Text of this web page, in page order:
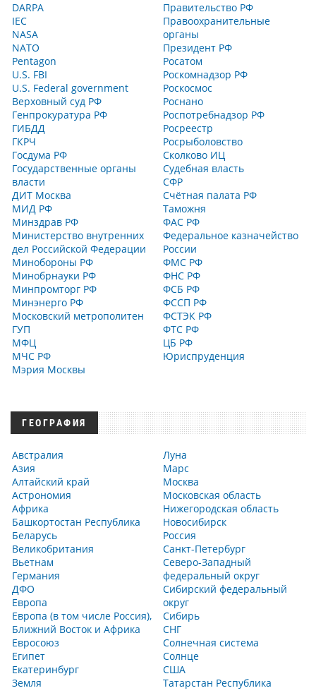
DARPA
IEC
NASA
NATO
Pentagon
U.S. FBI
U.S. Federal government
Верховный суд РФ
Генпрокуратура РФ
ГИБДД
ГКРЧ
Госдума РФ
Государственные органы
власти
ДИТ Москва
МИД РФ
Минздрав РФ
Министерство внутренних
дел Российской Федерации
Минобороны РФ
Минобрнауки РФ
Минпромторг РФ
Минэнерго РФ
Московский метрополитен
ГУП
МФЦ
МЧС РФ
Мэрия Москвы
Правительство РФ
Правоохранительные
органы
Президент РФ
Росатом
Роскомнадзор РФ
Роскосмос
Роснано
Роспотребнадзор РФ
Росреестр
Росрыболовство
Сколково ИЦ
Судебная власть
СФР
Счётная палата РФ
Таможня
ФАС РФ
Федеральное казначейство
России
ФМС РФ
ФНС РФ
ФСБ РФ
ФССП РФ
ФСТЭК РФ
ФТС РФ
ЦБ РФ
Юриспруденция
ГЕОГРАФИЯ
Австралия
Азия
Алтайский край
Астрономия
Африка
Башкортостан Республика
Беларусь
Великобритания
Вьетнам
Германия
ДФО
Европа
Европа (в том числе Россия),
Ближний Восток и Африка
Евросоюз
Египет
Екатеринбург
Земля
Луна
Марс
Москва
Московская область
Нижегородская область
Новосибирск
Россия
Санкт-Петербург
Северо-Западный
федеральный округ
Сибирский федеральный
округ
Сибирь
СНГ
Солнечная система
Солнце
США
Татарстан Республика